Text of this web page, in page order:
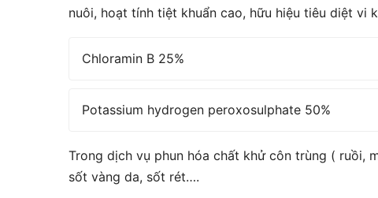
nuôi, hoạt tính tiệt khuẩn cao, hữu hiệu tiêu diệt vi
Chloramin B 25%
Potassium hydrogen peroxosulphate 50%
Trong dịch vụ phun hóa chất khử côn trùng ( ruồi,
sốt vàng da, sốt rét….